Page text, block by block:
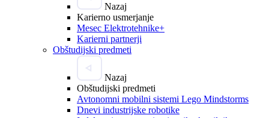
Nazaj
Karierno usmerjanje
Mesec Elektrotehnike+
Karierni partnerji
Obštudijski predmeti
Nazaj
Obštudijski predmeti
Avtonomni mobilni sistemi Lego Mindstorms
Dnevi industrijske robotike